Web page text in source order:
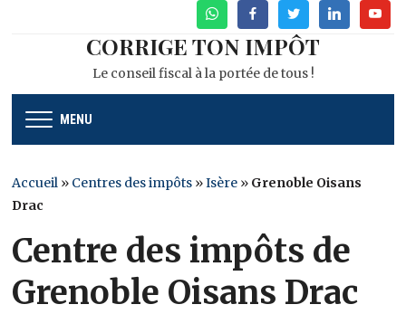
WhatsAppFacebookTwitterLinkedin
CORRIGE TON IMPÔT
Le conseil fiscal à la portée de tous !
MENU
Accueil » Centres des impôts »Isère » Grenoble Oisans
Drac
Centre des impôts de
Grenoble Oisans Drac